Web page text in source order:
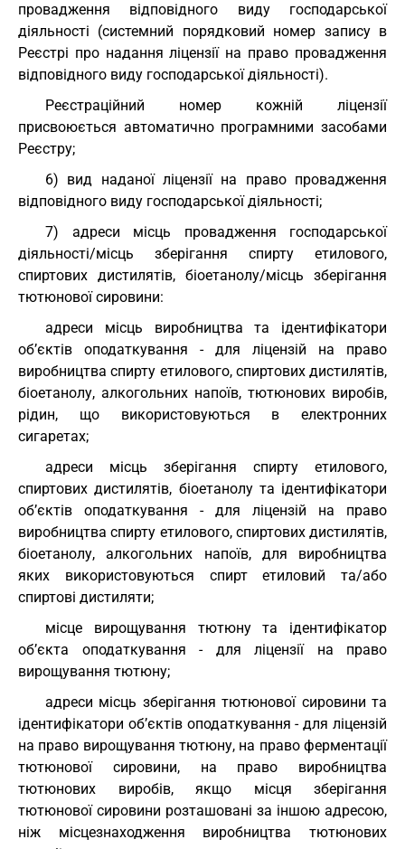
провадження відповідного виду господарської
діяльності (системний порядковий номер запису в
Реєстрі про надання ліцензії на право провадження
відповідного виду господарської діяльності).
Реєстраційний номер кожній ліцензії
присвоюється автоматично програмними засобами
Реєстру;
6) вид наданої ліцензії на право провадження
відповідного виду господарської діяльності;
7) адреси місць провадження господарської
діяльності/місць зберігання спирту етилового,
спиртових дистилятів, біоетанолу/місць зберігання
тютюнової сировини:
адреси місць виробництва та ідентифікатори
об’єктів оподаткування - для ліцензій на право
виробництва спирту етилового, спиртових дистилятів,
біоетанолу, алкогольних напоїв, тютюнових виробів,
рідин, що використовуються в електронних
сигаретах;
адреси місць зберігання спирту етилового,
спиртових дистилятів, біоетанолу та ідентифікатори
об’єктів оподаткування - для ліцензій на право
виробництва спирту етилового, спиртових дистилятів,
біоетанолу, алкогольних напоїв, для виробництва
яких використовуються спирт етиловий та/або
спиртові дистиляти;
місце вирощування тютюну та ідентифікатор
об’єкта оподаткування - для ліцензії на право
вирощування тютюну;
адреси місць зберігання тютюнової сировини та
ідентифікатори об’єктів оподаткування - для ліцензій
на право вирощування тютюну, на право ферментації
тютюнової сировини, на право виробництва
тютюнових виробів, якщо місця зберігання
тютюнової сировини розташовані за іншою адресою,
ніж місцезнаходження виробництва тютюнових